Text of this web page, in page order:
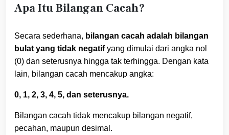
Apa Itu Bilangan Cacah?
Secara sederhana, bilangan cacah adalah bilangan
bulat yang tidak negatifyang dimulai dari angka nol
(0) dan seterusnya hingga tak terhingga. Dengan kata
lain, bilangan cacah mencakup angka:
0, 1, 2, 3, 4, 5, dan seterusnya.
Bilangan cacah tidak mencakup bilangan negatif,
pecahan, maupun desimal.